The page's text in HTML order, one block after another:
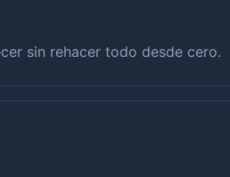
sin rehacer todo desde cero.